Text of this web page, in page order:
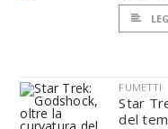
FUMETTI
Star
del